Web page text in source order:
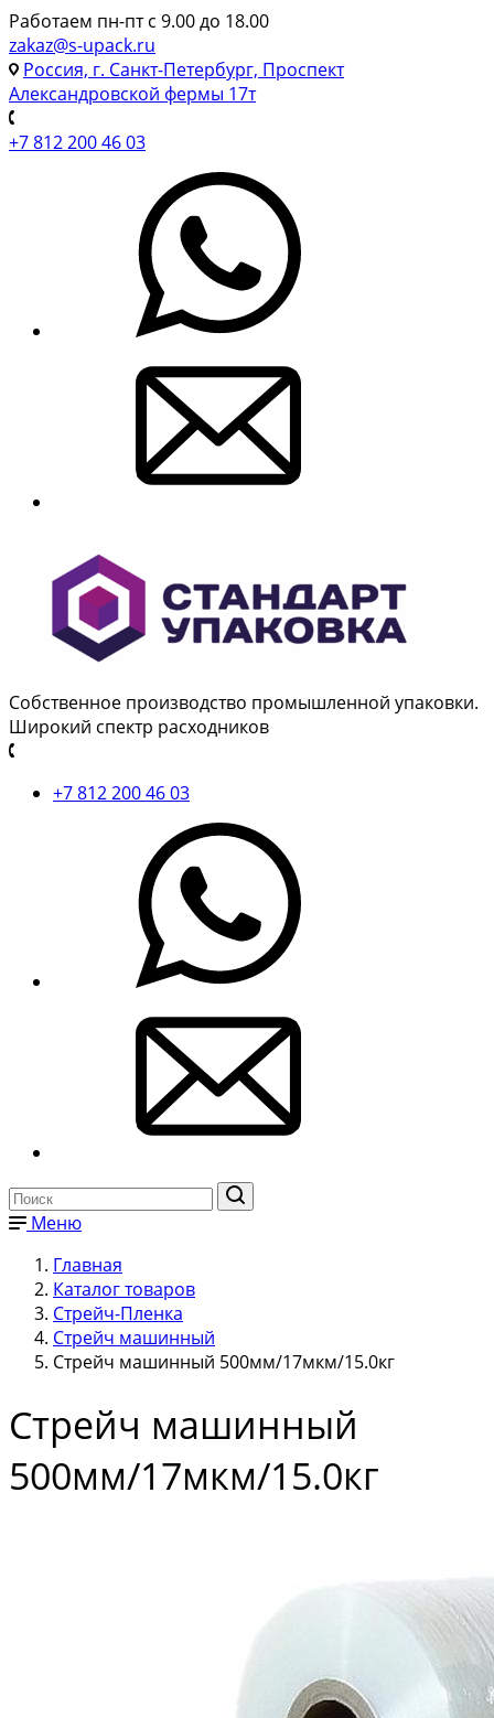
Работаем пн-пт с 9.00 до 18.00
zakaz@s-upack.ru
Россия, г. Санкт-Петербург, Проспект
Александровской фермы 17т
+7 812 200 46 03
Собственное производство промышленной упаковки.
Широкий спектр расходников
+7 812 200 46 03
Меню
Главная
Каталог товаров
Стрейч-Пленка
Стрейч машинный
Стрейч машинный 500мм/17мкм/15.0кг
Стрейч машинный
500мм/17мкм/15.0кг